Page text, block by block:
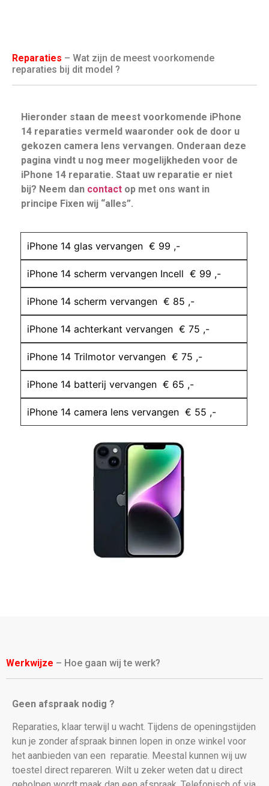
Reparaties – Wat zijn de meest voorkomende
reparaties bij dit model ?
Hieronder staan de meest voorkomende iPhone
14 reparaties vermeld waaronder ook de door u
gekozen camera lens vervangen. Onderaan deze
pagina vindt u nog meer mogelijkheden voor de
iPhone 14 reparatie. Staat uw reparatie er niet
bij? Neem dan contact op met ons want in
principe Fixen wij “alles”.
iPhone 14 glas vervangen € 99 ,-
iPhone 14 scherm vervangen Incell € 99 ,-
iPhone 14 scherm vervangen € 85 ,-
iPhone 14 achterkant vervangen € 75 ,-
iPhone 14 Trilmotor vervangen € 75 ,-
iPhone 14 batterij vervangen € 65 ,-
iPhone 14 camera lens vervangen € 55 ,-
Werkwijze – Hoe gaan wij te werk?
Geen afspraak nodig ?
Reparaties, klaar terwijl u wacht. Tijdens de openingstijden
kun je zonder afspraak binnen lopen in onze winkel voor
het aanbieden van een reparatie. Meestal kunnen wij uw
toestel direct repareren. Wilt u zeker weten dat u direct